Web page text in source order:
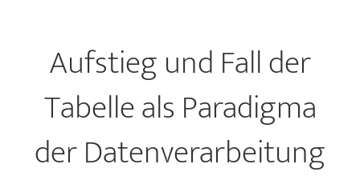
Aufstieg und Fall der
Tabelle als Paradigma
der Datenverarbeitung